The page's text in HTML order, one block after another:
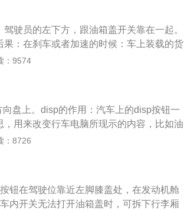
提供更大的功率和更好的扭矩特性，它能
速区间内，持续获得118千瓦的最大额定
动机相比，其强大的动力表现优势更加突
速TIPTRONIC手（自）动动一体变速箱使
自在，同时又可以体验手动换档的驾驭乐
驶员的左下方，跟油箱盖开关靠在一起。
：在刹车或者加速的时候：车上装载的货
物损失，重则会砸到后面的车辆，从而引
整个后备箱盖会翘起来，这样会阻挡汽车
员就不清楚后方的车辆情况，容易引起交
：9574
盘上。disp的作用：汽车上的disp按钮一
用来改变行车电脑所现示的内容，比如油
动车辆的里程数、油耗记录、油量存余、
键，直到多功能显示屏（中央出风口上面）
次按压DISP按钮调整分钟即可。
：8726
钮在驾驶位靠近左脚膝盖处，在发动机舱
内开关无法打开油箱盖时，可拆下行李厢